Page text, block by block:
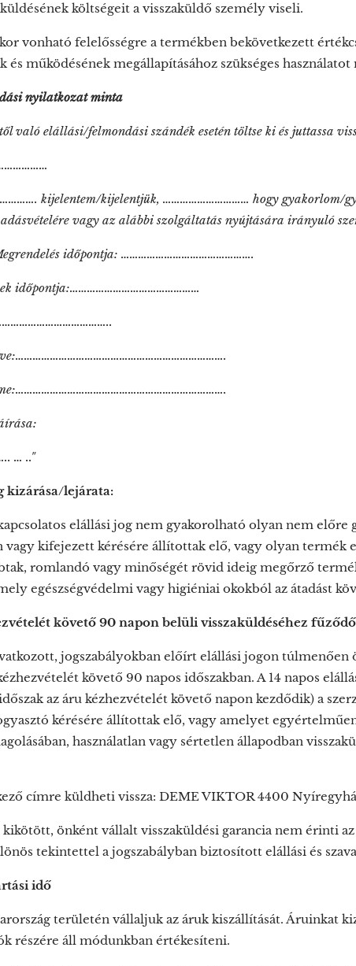
költségeit a visszaküldő személy viseli.
vonható felelősségre a termékben bekövetkezett
és működésének megállapításához szükséges
nyilatkozat minta
való elállási/felmondási szándék esetén töltse ki és juttassa
kijelentem/kijelentjük, ………………………… hogy gyakorlom/
vagy az alábbi szolgáltatás nyújtására irányuló
időpontja: ……………………………………….
időpontja:………………………………………
… .."
kizárása/lejárata:
elállási jog nem gyakorolható olyan nem
vagy kifejezett kérésére állítottak elő, vagy olyan termék
romlandó vagy minőségét rövid ideig megőrző
egészségvédelmi vagy higiéniai okokból az átadást
követő 90 napon belüli visszaküldéséhez
jogszabályokban előírt elállási jogon túlmenően
követő 90 napos időszakban. A 14 napos
az áru kézhezvételét követő napon kezdődik) a
kérésére állítottak elő, vagy amelyet
használatlan vagy sértetlen állapodban
címre küldheti vissza: DEME VIKTOR 4400
kikötött, önként vállalt visszaküldési garancia nem érinti
tekintettel a jogszabályban biztosított elállási és
idő
területén vállaljuk az áruk kiszállítását. Áruinkat
részére áll módunkban értékesíteni.